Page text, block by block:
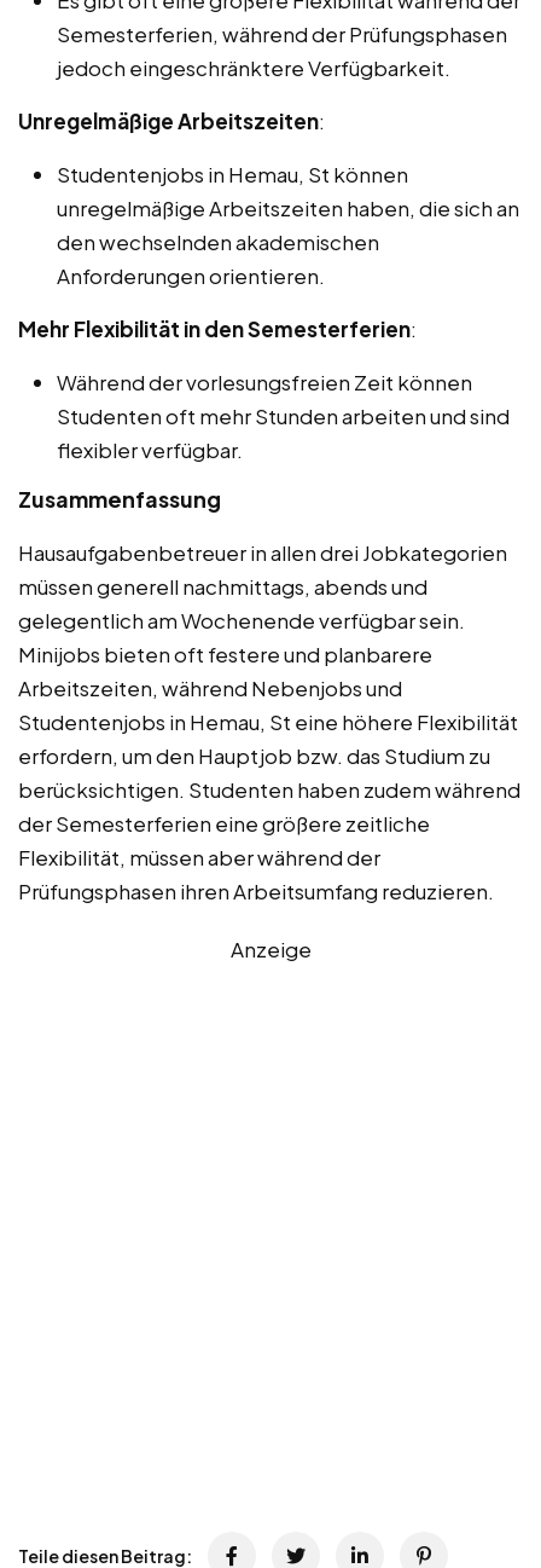
Semesterferien, während der Prüfungsphasen
jedoch eingeschränktere Verfügbarkeit.
Unregelmäßige Arbeitszeiten:
Studentenjobs in Hemau, St können
unregelmäßige Arbeitszeiten haben, die sich an
den wechselnden akademischen
Anforderungen orientieren.
Mehr Flexibilität in den Semesterferien:
Während der vorlesungsfreien Zeit können
Studenten oft mehr Stunden arbeiten und sind
flexibler verfügbar.
Zusammenfassung
Hausaufgabenbetreuer in allen drei Jobkategorien
müssen generell nachmittags, abends und
gelegentlich am Wochenende verfügbar sein.
Minijobs bieten oft festere und planbarere
Arbeitszeiten, während Nebenjobs und
Studentenjobs in Hemau, St eine höhere Flexibilität
erfordern, um den Hauptjob bzw. das Studium zu
berücksichtigen. Studenten haben zudem während
der Semesterferien eine größere zeitliche
Flexibilität, müssen aber während der
Prüfungsphasen ihren Arbeitsumfang reduzieren.
Anzeige
Teile diesen Beitrag: